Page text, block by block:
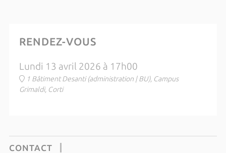
RENDEZ-VOUS
Lundi 13 avril 2026 à 17h00
1 Bâtiment Desanti (administration | BU), Campus
Grimaldi, Corti
CONTACT